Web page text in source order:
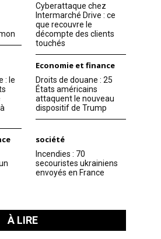
Cyberattaque chez
Intermarché Drive : ce
que recouvre le
décompte des clients
touchés
: le
Economie et finance
Droits de douane : 25
États américains
attaquent le nouveau
dispositif de Trump
société
Incendies : 70
secouristes ukrainiens
envoyés en France
À LIRE